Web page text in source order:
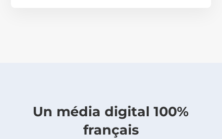
Un média digital 100%
français